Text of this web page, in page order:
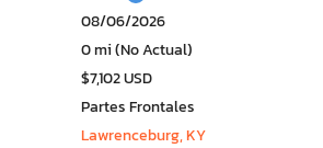
08/06/2026
0 mi (No Actual)
$7,102 USD
Partes Frontales
Lawrenceburg, KY